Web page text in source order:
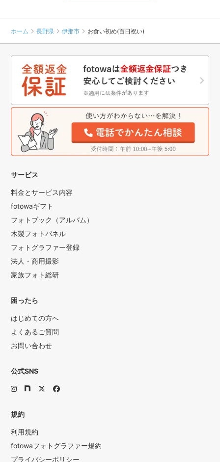
ホーム 長野県 伊那市 お食い初め(百日祝い)
サービス
料金とサービス内容
fotowaギフト
フォトブック（アルバム）
木製フォトパネル
フォトグラファー登録
法人・商用撮影
家族フォト総研
困ったら
はじめての方へ
よくあるご質問
お問い合わせ
公式SNS
規約
利用規約
fotowaフォトグラファー規約
プライバシーポリシー